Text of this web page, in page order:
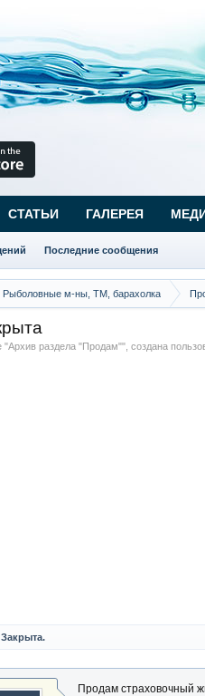
Рыболовные м-ны, ТМ, барахолка
"Архив раздела "Продам"", создана
Закрыта.
Продам страховочный
Последние сообщения
СТАТЬИ ГАЛЕРЕЯ